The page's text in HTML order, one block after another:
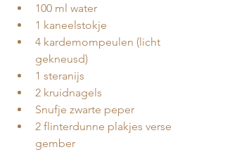
100 ml water
1 kaneelstokje
4 kardemompeulen (licht
gekneusd)
1 steranijs
2 kruidnagels
Snufje zwarte peper
2 flinterdunne plakjes verse
gember